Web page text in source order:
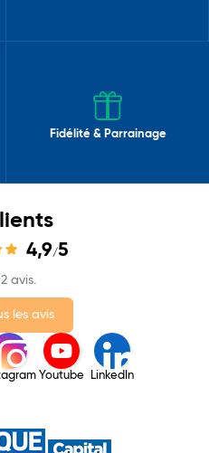
Fidélité & Parrainage
4,9/5
avis.
les avis
Youtube LinkedIn